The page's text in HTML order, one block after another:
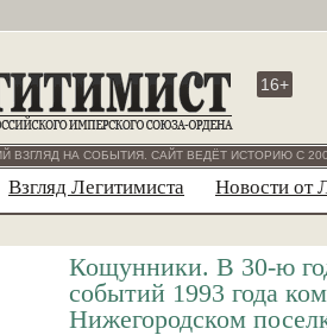
16+
ВЗГЛЯД НА СОБЫТИЯ. САЙТ ВЕДЁТ ИСТОРИЮ С
Взгляд Легитимиста Новости от
Кощунники. В 30-ю
событий 1993 года
Нижегородском